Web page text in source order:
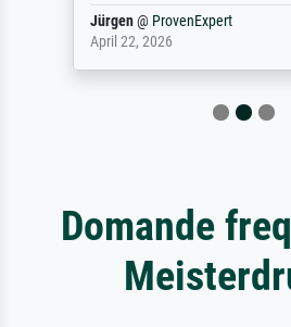
Jürgen@ ProvenExpert
April 22, 2026
Domande